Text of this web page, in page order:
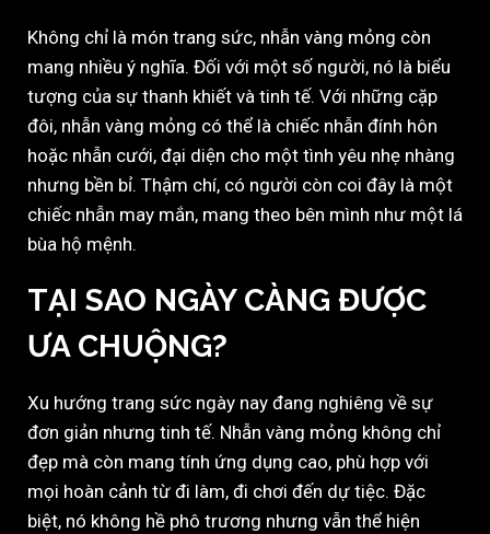
Không chỉ là món trang sức, nhẫn vàng mỏng còn
mang nhiều ý nghĩa. Đối với một số người, nó là biểu
tượng của sự thanh khiết và tinh tế. Với những cặp
đôi, nhẫn vàng mỏng có thể là chiếc nhẫn đính hôn
hoặc nhẫn cưới, đại diện cho một tình yêu nhẹ nhàng
nhưng bền bỉ. Thậm chí, có người còn coi đây là một
chiếc nhẫn may mắn, mang theo bên mình như một lá
bùa hộ mệnh.
TẠI SAO NGÀY CÀNG ĐƯỢC
ƯA CHUỘNG?
Xu hướng trang sức ngày nay đang nghiêng về sự
đơn giản nhưng tinh tế. Nhẫn vàng mỏng không chỉ
đẹp mà còn mang tính ứng dụng cao, phù hợp với
mọi hoàn cảnh từ đi làm, đi chơi đến dự tiệc. Đặc
biệt, nó không hề phô trương nhưng vẫn thể hiện